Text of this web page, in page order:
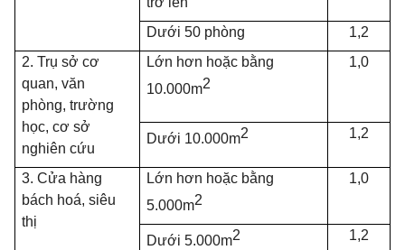
Dưới 50 phòng
1,2
2. Trụ sở cơ
quan, văn
phòng, trường
học, cơ sở
nghiên cứu
Lớn hơn hoặc bằng
10.000m2
1,0
Dưới 10.000m2 1,2
3. Cửa hàng
bách hoá, siêu
thị
Lớn hơn hoặc bằng
5.000m2
1,0
Dưới 5.000m2 1,2